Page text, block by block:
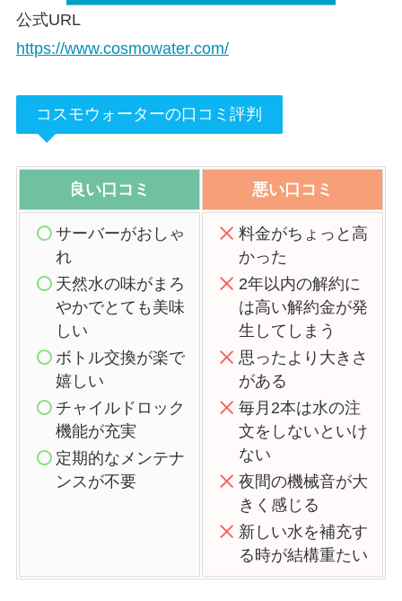
公式URL
https://www.cosmowater.com/
コスモウォーターの口コミ評判
良い口コミ 悪い口コミ
サーバーがおしゃ
れ
天然水の味がまろ
やかでとても美味
しい
ボトル交換が楽で
嬉しい
チャイルドロック
機能が充実
定期的なメンテナ
ンスが不要
料金がちょっと高
かった
2年以内の解約に
は高い解約金が発
生してしまう
思ったより大きさ
がある
毎月2本は水の注
文をしないといけ
ない
夜間の機械音が大
きく感じる
新しい水を補充す
る時が結構重たい